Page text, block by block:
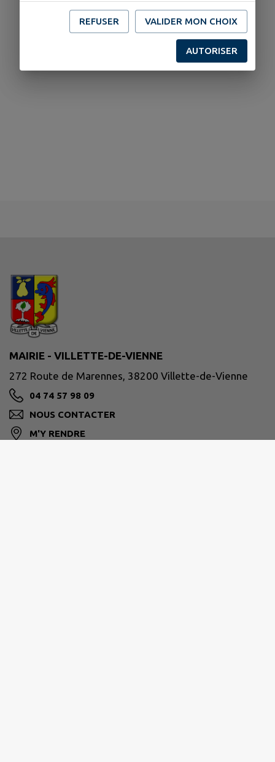
MAIRIE - VILLETTE-DE-VIENNE
272 Route de Marennes, 38200 Villette-de-Vienne
04 74 57 98 09
NOUS CONTACTER
M'Y RENDRE
REFUSER VALIDER MON CHOIX
AUTORISER